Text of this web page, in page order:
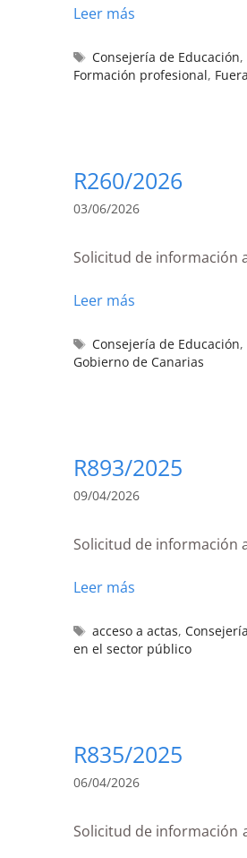
Leer más
Consejería de Educación,
Formación profesional,
R260/2026
03/06/2026
Solicitud de información
Leer más
Consejería de Educación,
Gobierno de Canarias
R893/2025
09/04/2026
Solicitud de información
Leer más
acceso a actas,
en el sector público
R835/2025
06/04/2026
Solicitud de